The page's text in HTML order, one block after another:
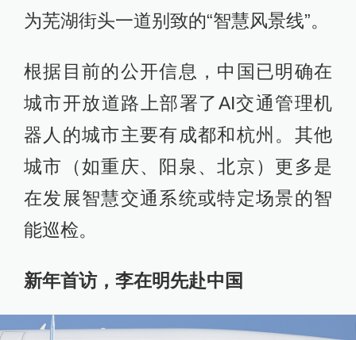
为芜湖街头一道别致的“智慧风景线”。
根据目前的公开信息，中国已明确在
城市开放道路上部署了AI交通管理机
器人的城市主要有成都和杭州。其他
城市（如重庆、阳泉、北京）更多是
在发展智慧交通系统或特定场景的智
能巡检。
新年首访，李在明先赴中国